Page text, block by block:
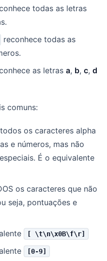
todas as letras
reconhece todas as
as letras a, b, c, d
comuns:
os caracteres alpha
e números, mas não
É o equivalente
os caracteres que não
seja, pontuações e
[ \t\n\x0B\f\r]
[0-9]